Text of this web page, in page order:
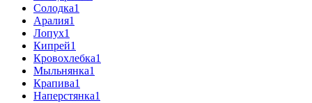
Солодка1
Аралия1
Лопух1
Кипрей1
Кровохлебка1
Мыльнянка1
Крапива1
Наперстянка1